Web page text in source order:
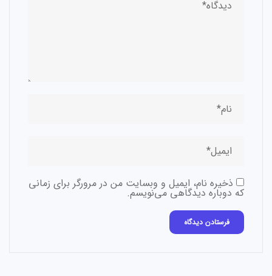
ذخیره نام، ایمیل و وبسایت من در مرورگر برای زمانی
که دوباره دیدگاهی می‌نویسم.